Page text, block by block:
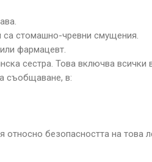
са стомашно-чревни смущения.
фармацевт.
сестра. Това включва
съобщаване, в:
безопасността на това